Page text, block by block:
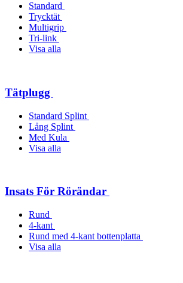
Standard
Trycktät
Multigrip
Tri-link
Visa alla
Tätplugg
Standard Splint
Lång Splint
Med Kula
Visa alla
Insats För Rörändar
Rund
4-kant
Rund med 4-kant bottenplatta
Visa alla